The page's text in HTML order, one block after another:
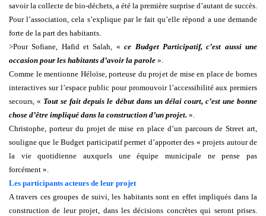
savoir la collecte de bio-déchets, a été la première surprise d’autant de succès.
Pour l’association, cela s’explique par le fait qu’elle répond a une demande
forte de la part des habitants.
>Pour Sofiane, Hafid et Salah, «ce Budget Participatif, c’est aussi une
occasion pour les habitants d’avoir la parole ».
Comme le mentionne Héloïse, porteuse du projet de mise en place de bornes
interactives sur l’espace public pour promouvoir l’accessibilité aux premiers
secours, « Tout se fait depuis le début dans un délai court, c’est une bonne
chose d’être impliqué dans la construction d’un projet. ».
Christophe, porteur du projet de mise en place d’un parcours de Street art,
souligne que le Budget participatif permet d’apporter des « projets autour de
la vie quotidienne auxquels une équipe municipale ne pense pas
forcément ».
Les participants acteurs de leur projet
A travers ces groupes de suivi, les habitants sont en effet impliqués dans la
construction de leur projet, dans les décisions concrètes qui seront prises.